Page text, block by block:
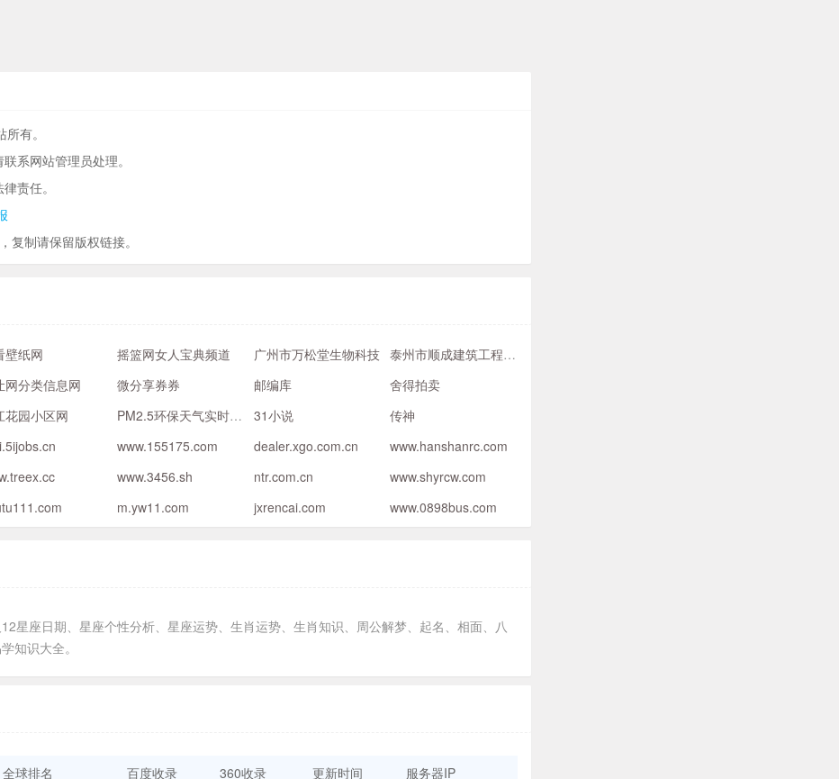
有。
系网站管理员处理。
责任。
，复制请保留版权链接。
壁纸网 摇篮网女人宝典频道 广州市万松堂生物科技
泰州市顺成建筑工程机械服务有限公司
网分类信息网 微分享券券 邮编库
舍得拍卖
花园小区网 PM2.5环保天气实时查询网 31小说
传神
www.155175.com dealer.xgo.com.cn
www.hanshanrc.com
www.3456.sh ntr.com.cn
www.shyrcw.com
m.yw11.com jxrencai.com www.0898bus.com
星座日期、星座个性分析、星座运势、生肖运势、生肖知识、周公解梦、起名、相面、八
知识大全。
全球排名 百度收录 360收录 更新时间 服务器IP